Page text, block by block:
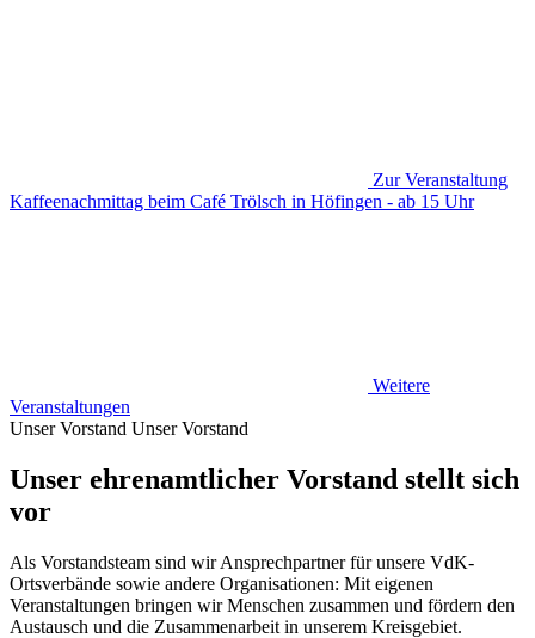
Zur Veranstaltung
Kaffeenachmittag beim Café Trölsch in Höfingen - ab 15 Uhr
Weitere
Veranstaltungen
Unser Vorstand Unser Vorstand
Unser ehrenamtlicher Vorstand stellt sich
vor
Als Vorstandsteam sind wir Ansprechpartner für unsere VdK-
Ortsverbände sowie andere Organisationen: Mit eigenen
Veranstaltungen bringen wir Menschen zusammen und fördern den
Austausch und die Zusammenarbeit in unserem Kreisgebiet.